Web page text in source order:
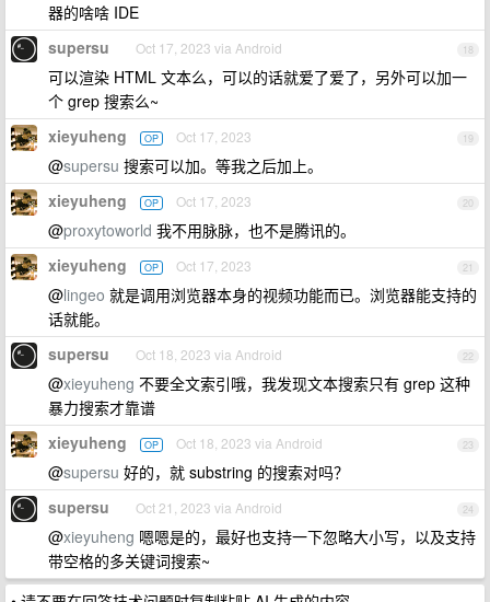
器的啥啥 IDE
18
supersu Oct 17, 2023 via Android
可以渲染 HTML 文本么，可以的话就爱了爱了，另外可以加一
个 grep 搜索么~
19
xieyuheng OP Oct 17, 2023
@supersu 搜索可以加。等我之后加上。
20
xieyuheng OP Oct 17, 2023
@proxytoworld 我不用脉脉，也不是腾讯的。
21
xieyuheng OP Oct 17, 2023
@lingeo 就是调用浏览器本身的视频功能而已。浏览器能支持的
话就能。
22
supersu Oct 18, 2023 via Android
@xieyuheng 不要全文索引哦，我发现文本搜索只有 grep 这种
暴力搜索才靠谱
23
xieyuheng OP Oct 18, 2023 via Android
@supersu 好的，就 substring 的搜索对吗？
24
supersu Oct 21, 2023 via Android
@xieyuheng 嗯嗯是的，最好也支持一下忽略大小写，以及支持
带空格的多关键词搜索~